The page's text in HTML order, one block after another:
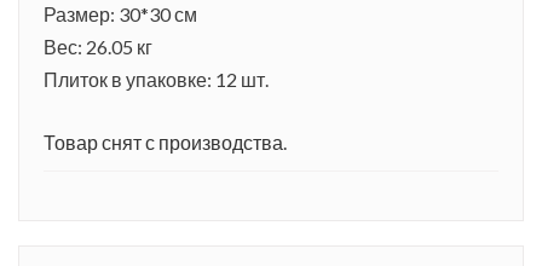
Размер: 30*30 см
Вес: 26.05 кг
Плиток в упаковке: 12 шт.
Товар снят с производства.